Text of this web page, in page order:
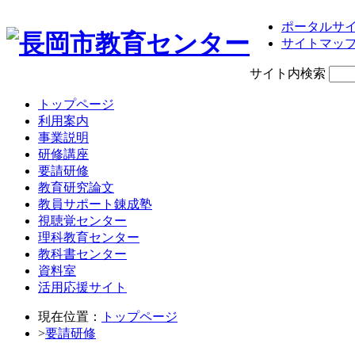
ポータルサ
サイトマッ
サイト内検索
トップページ
利用案内
事業説明
研修講座
要請研修
教育研究論文
教員サポート錬成塾
視聴覚センター
理科教育センター
教科書センター
資料室
活用応援サイト
現在位置：
トップページ
>要請研修